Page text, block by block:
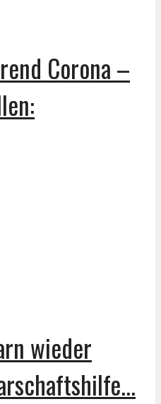
Corona –
wieder